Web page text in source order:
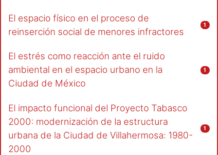
El espacio físico en el proceso de
reinserción social de menores infractores
1
El estrés como reacción ante el ruido
ambiental en el espacio urbano en la
Ciudad de México
1
El impacto funcional del Proyecto Tabasco
2000: modernización de la estructura
urbana de la Ciudad de Villahermosa: 1980-
2000
1